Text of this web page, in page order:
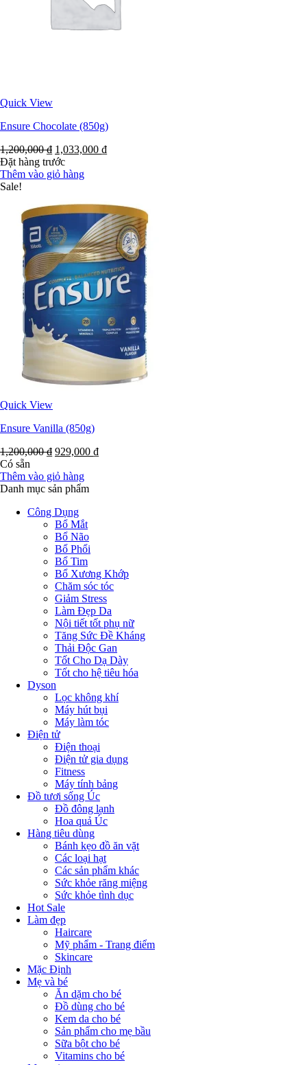
Quick View
Ensure Chocolate (850g)
1,200,000₫ 1,033,000 ₫
Đặt hàng trước
Thêm vào giỏ hàng
Sale!
Quick View
Ensure Vanilla (850g)
1,200,000₫ 929,000 ₫
Có sẵn
Thêm vào giỏ hàng
Danh mục sản phẩm
Công Dụng
Bổ Mắt
Bổ Não
Bổ Phổi
Bổ Tim
Bổ Xương Khớp
Chăm sóc tóc
Giảm Stress
Làm Đẹp Da
Nội tiết tốt phụ nữ
Tăng Sức Đề Kháng
Thải Độc Gan
Tốt Cho Dạ Dày
Tốt cho hệ tiêu hóa
Dyson
Lọc không khí
Máy hút bụi
Máy làm tóc
Điện tử
Điện thoại
Điện tử gia dụng
Fitness
Máy tính bảng
Đồ tươi sống Úc
Đồ đông lạnh
Hoa quả Úc
Hàng tiêu dùng
Bánh kẹo đồ ăn vặt
Các loại hạt
Các sản phẩm khác
Sức khỏe răng miệng
Sức khỏe tình dục
Hot Sale
Làm đẹp
Haircare
Mỹ phẩm - Trang điểm
Skincare
Mặc Định
Mẹ và bé
Ăn dặm cho bé
Đồ dùng cho bé
Kem da cho bé
Sản phẩm cho mẹ bầu
Sữa bột cho bé
Vitamins cho bé